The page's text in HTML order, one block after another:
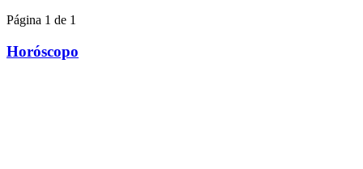
Página 1 de 1
Horóscopo